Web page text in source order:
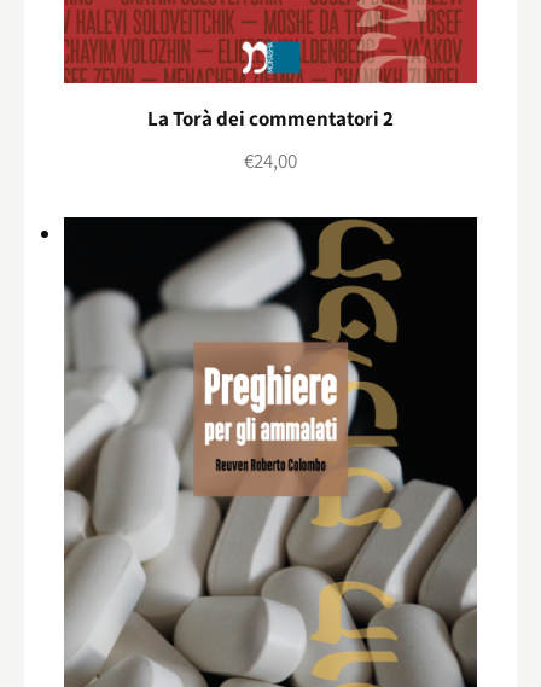
La Torà dei commentatori 2
€24,00